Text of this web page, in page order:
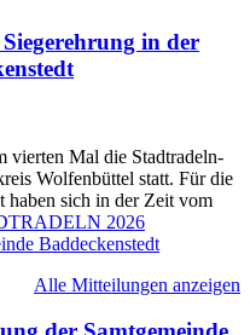
in der
vierten Mal die Stadtradeln-
Wolfenbüttel statt. Für die
haben sich in der Zeit vom
2026
Baddeckenstedt
Alle Mitteilungen anzeigen